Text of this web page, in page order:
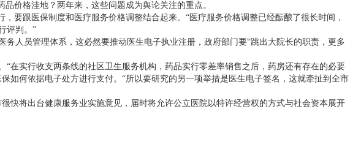
价格洼地？两年来，这些问题成为舆论关注的重点。
要跟医保制度和医疗服务价格调整结合起来。“医疗服务价格调整已经酝酿了很长时间，
评判。”
人员管理体系，这必然要推动医生电子执业注册，政府部门要“跳出大院长的职责，更多
在实行收支两条线的社区卫生服务机构，药品实行零差率销售之后，药房还有存在的必要
如何依据电子处方进行支付。“所以要研究的另一项举措是医生电子签名，这就牵扯到全市
快将出台健康服务业实施意见，届时将允许公立医院以特许经营权的方式与社会资本展开